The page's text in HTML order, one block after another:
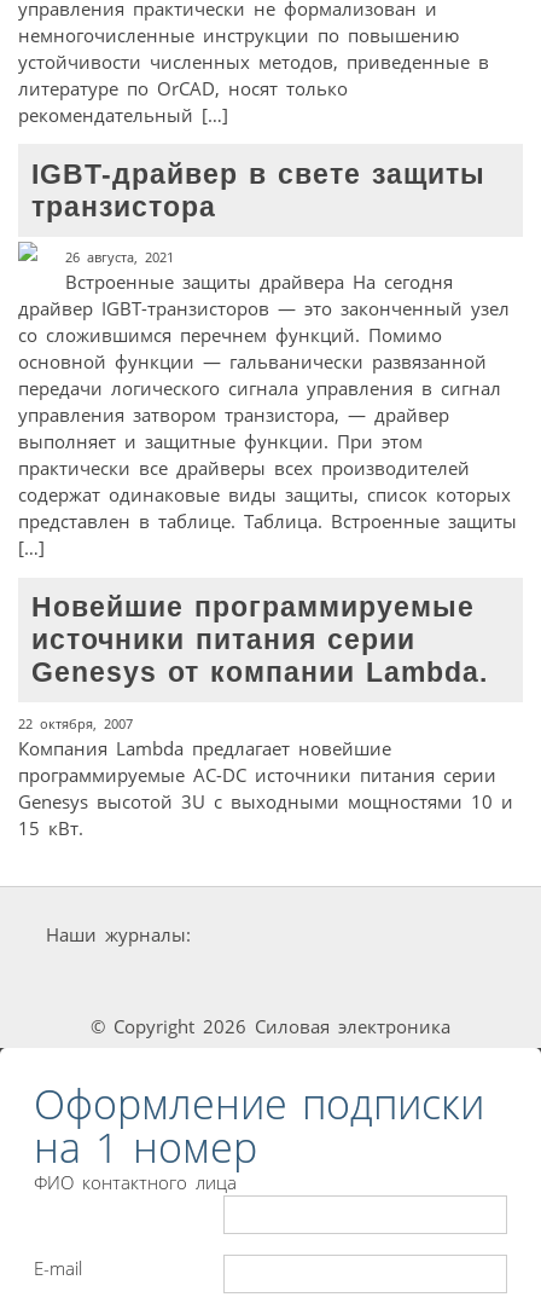
управления практически не формализован и
немногочисленные инструкции по повышению
устойчивости численных методов, приведенные в
литературе по OrCAD, носят только
рекомендательный […]
IGBT-драйвер в свете защиты
транзистора
26 августа, 2021
Встроенные защиты драйвера На сегодня
драйвер IGBT-транзисторов — это законченный узел
со сложившимся перечнем функций. Помимо
основной функции — гальванически развязанной
передачи логического сигнала управления в сигнал
управления затвором транзистора, — драйвер
выполняет и защитные функции. При этом
практически все драйверы всех производителей
содержат одинаковые виды защиты, список которых
представлен в таблице. Таблица. Встроенные защиты
[…]
Новейшие программируемые
источники питания серии
Genesys от компании Lambda.
22 октября, 2007
Компания Lambda предлагает новейшие
программируемые AC-DC источники питания серии
Genesys высотой 3U c выходными мощностями 10 и
15 кВт.
Наши журналы:
© Copyright 2026 Силовая электроника
Оформление подписки
на 1 номер
ФИО контактного лица
E-mail